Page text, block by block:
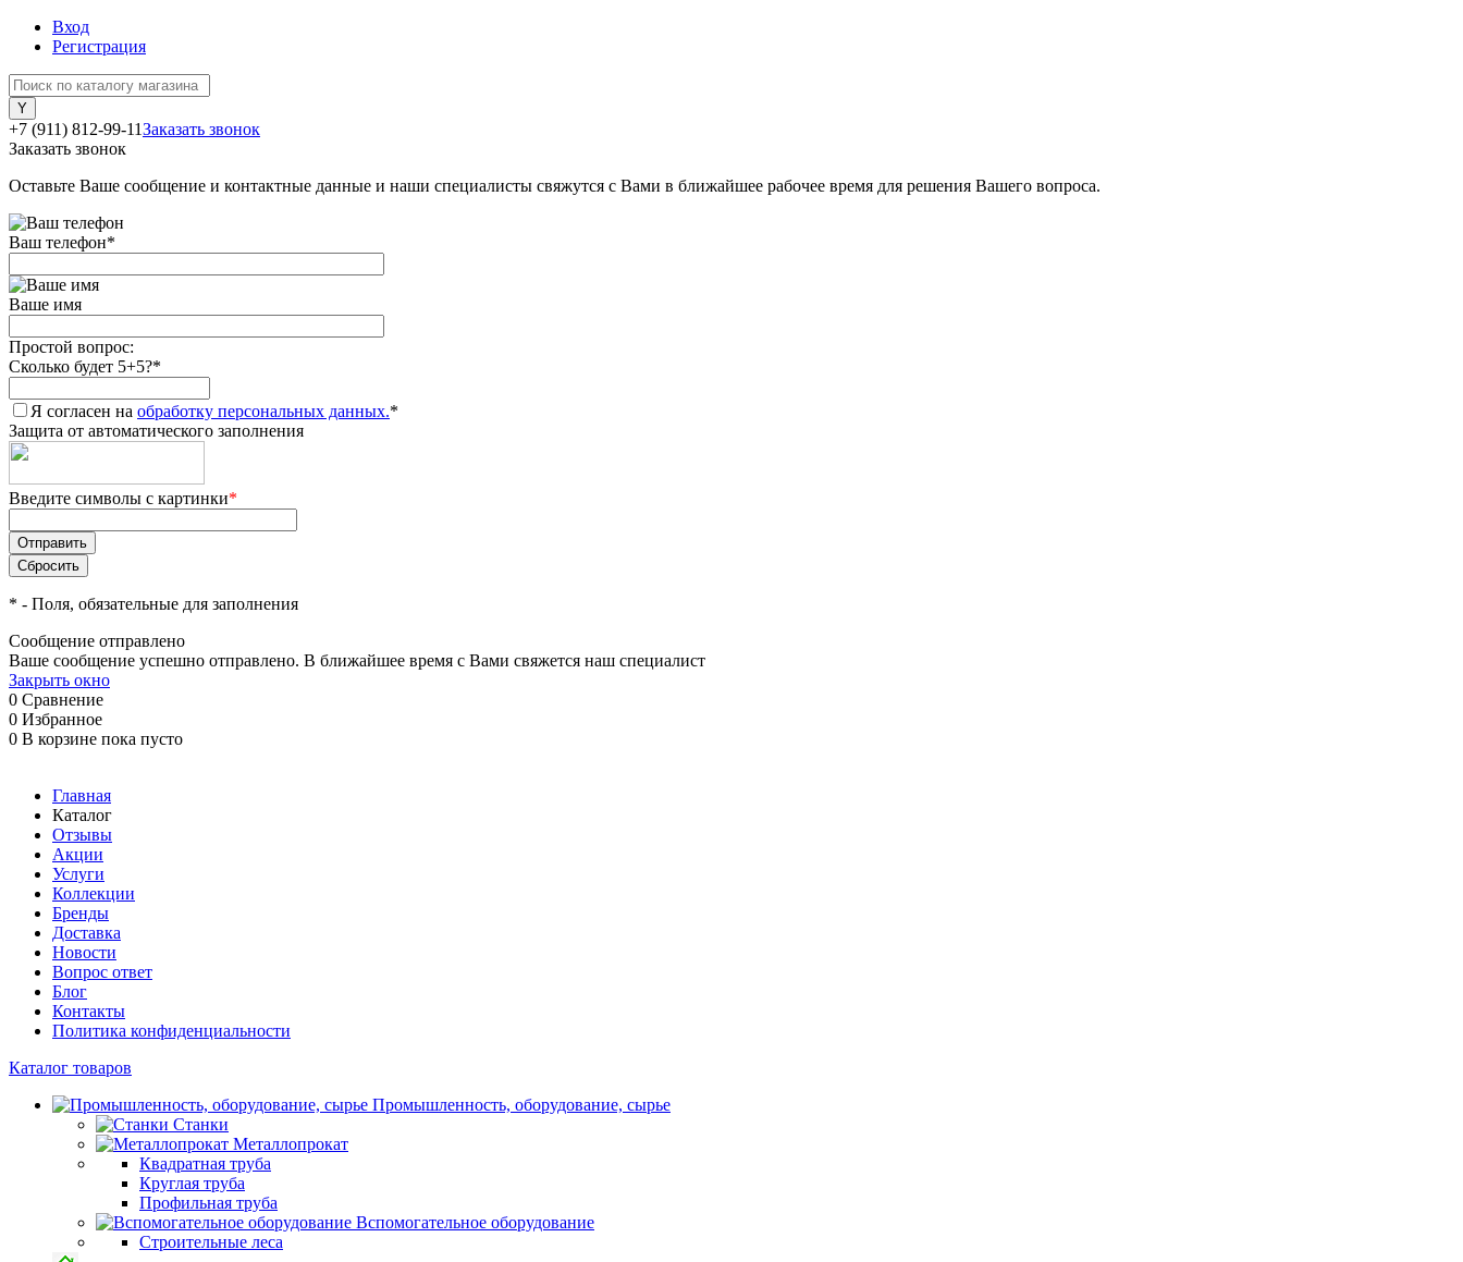
Вход
Регистрация
+7 (911) 812-99-11Заказать звонок
Заказать звонок
Оставьте Ваше сообщение и контактные данные и наши специалисты свяжутся с Вами в ближайшее рабочее время для решения Вашего вопроса.
Ваш телефон*
Ваше имя
Простой вопрос:
Сколько будет 5+5?*
Я согласен на обработку персональных данных.*
Защита от автоматического заполнения
Введите символы с картинки*
* - Поля, обязательные для заполнения
Сообщение отправлено
Ваше сообщение успешно отправлено. В ближайшее время с Вами свяжется наш специалист
Закрыть окно
0 Сравнение
0 Избранное
0 В корзине пока пусто
Главная
Каталог
Отзывы
Акции
Услуги
Коллекции
Бренды
Доставка
Новости
Вопрос ответ
Блог
Контакты
Политика конфиденциальности
Каталог товаров
Промышленность, оборудование, сырье
Станки
Металлопрокат
Квадратная труба
Круглая труба
Профильная труба
Вспомогательное оборудование
Строительные леса